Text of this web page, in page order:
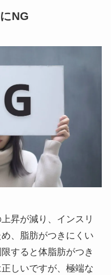
NG
昇が減り、インスリ
、脂肪がつきにくい
すると体脂肪がつき
しいですが、極端な